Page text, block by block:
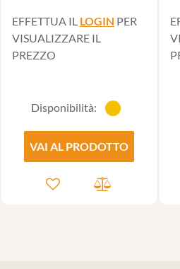
EFFETTUA IL LOGIN PER
VISUALIZZARE IL
PREZZO
Disponibilità:
VAI AL PRODOTTO